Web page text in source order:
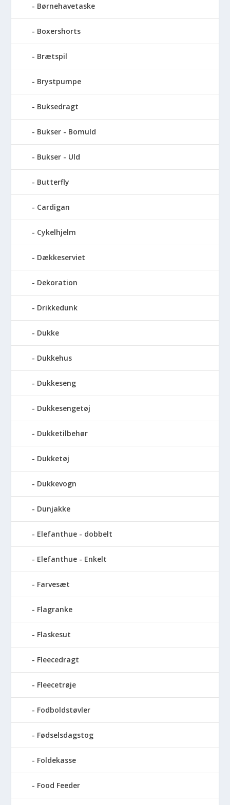
Børnehavetaske
Boxershorts
Brætspil
Brystpumpe
Buksedragt
Bukser - Bomuld
Bukser - Uld
Butterfly
Cardigan
Cykelhjelm
Dækkeserviet
Dekoration
Drikkedunk
Dukke
Dukkehus
Dukkeseng
Dukkesengetøj
Dukketilbehør
Dukketøj
Dukkevogn
Dunjakke
Elefanthue - dobbelt
Elefanthue - Enkelt
Farvesæt
Flagranke
Flaskesut
Fleecedragt
Fleecetrøje
Fodboldstøvler
Fødselsdagstog
Foldekasse
Food Feeder